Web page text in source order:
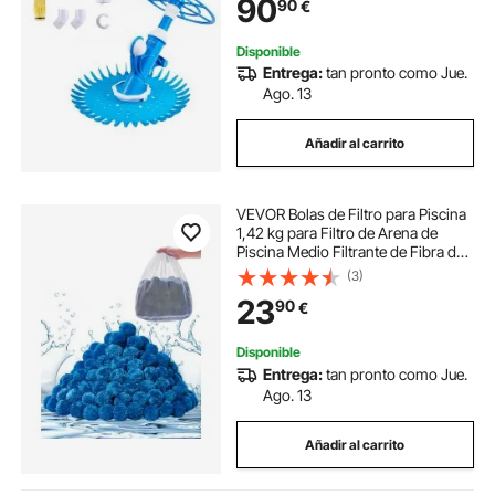
Color Azul, 525 x 453,5 x 430 mm
9090€
Disponible
Entrega:tan pronto como Jue.
Ago. 13
Añadir al carrito
VEVOR Bolas de Filtro para Piscina
1,42 kg para Filtro de Arena de
Piscina Medio Filtrante de Fibra de
Poliéster Azul Reutilizable con Bolsa
de Lavado para Piscina, Acuario,
Tanque, Piscina Elevada
(3)
2390€
Disponible
Entrega:tan pronto como Jue.
Ago. 13
Añadir al carrito